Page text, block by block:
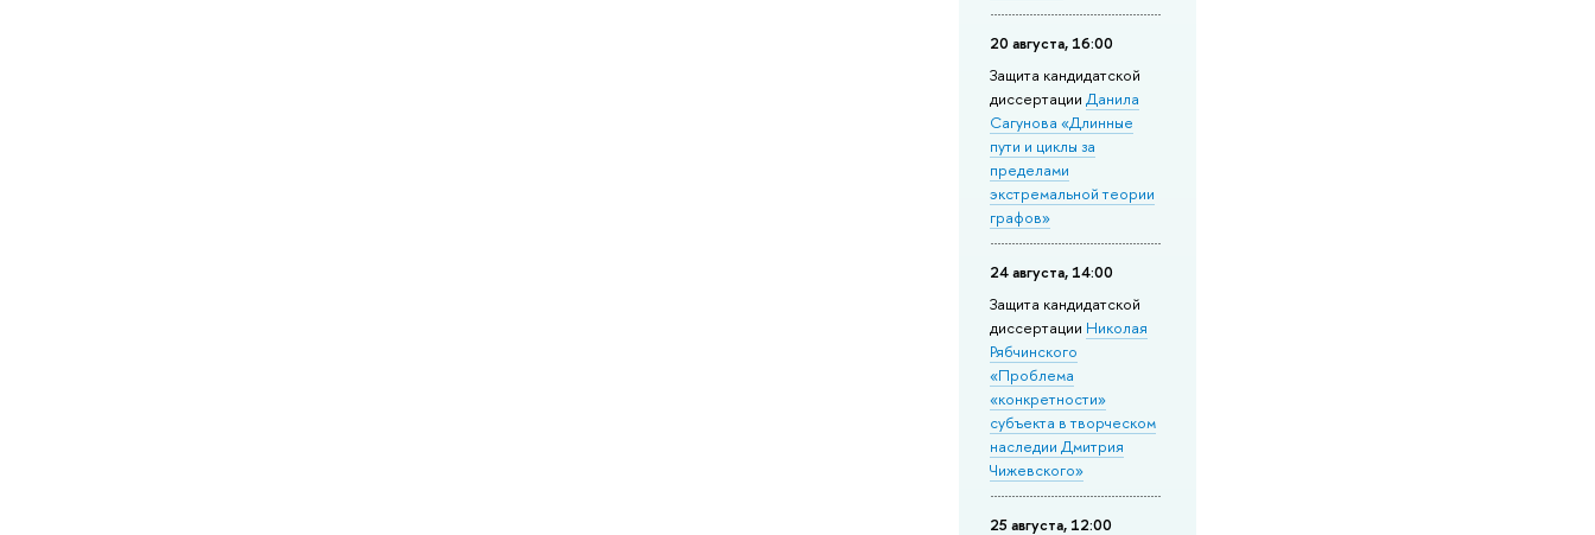
20 августа, 16:00
Защита кан­ди­дат­ской
диссертацииДанила
Сагунова «Длинные
пути и циклы за
пределами
экстремальной теории
графов»
24 августа, 14:00
Защита кандидатской
диссертации Николая
Рябчинского
«Проблема
«конкретности»
субъекта в творческом
наследии Дмитрия
Чижевского»
25 августа, 12:00